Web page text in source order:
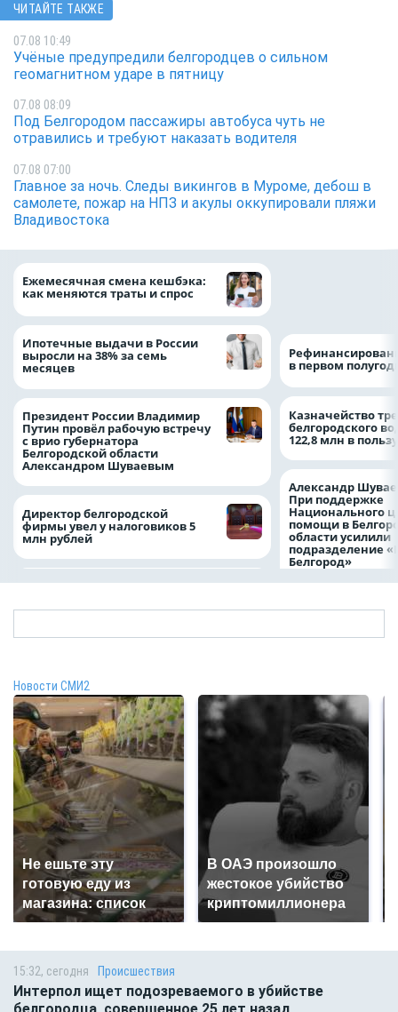
ЧИТАЙТЕ ТАКЖЕ
07.08 10:49
Учёные предупредили белгородцев о сильном
геомагнитном ударе в пятницу
07.08 08:09
Под Белгородом пассажиры автобуса чуть не
отравились и требуют наказать водителя
07.08 07:00
Главное за ночь. Следы викингов в Муроме, дебош в
самолете, пожар на НПЗ и акулы оккупировали пляжи
Владивостока
Ежемесячная смена кешбэка:
как меняются траты и спрос
Ипотечные выдачи в России
выросли на 38% за семь
месяцев
Президент России Владимир
Путин провёл рабочую встречу
с врио губернатора
Белгородской области
Александром Шуваевым
Директор белгородской
фирмы увел у налоговиков 5
млн рублей
в первом
Казначейство
белгородского
122,8 млн в
Александр
При поддержке
Национального
помощи в
области усилили
подразделение
Белгород»
Новости СМИ2
Не ешьте эту
готовую еду из
магазина: список
В ОАЭ произошло
жестокое убийство
криптомиллионера
15:32, сегодня Происшествия
Интерпол ищет подозреваемого в убийстве